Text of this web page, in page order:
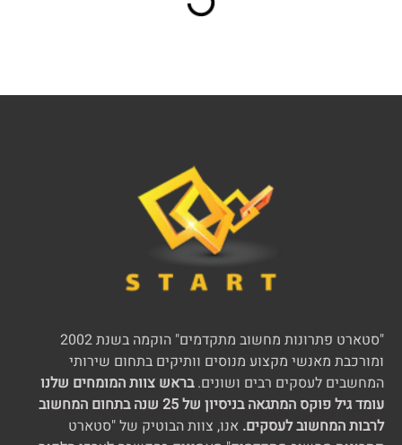
"סטארט פתרונות מחשוב מתקדמים" הוקמה בשנת 2002
ומורכבת מאנשי מקצוע מנוסים וותיקים בתחום שירותי
המחשבים לעסקים רבים ושונים.בראש צוות המומחים שלנו
עומד גיל פוקס המתגאה בניסיון של 25 שנה בתחום המחשוב
לרבות המחשוב לעסקים. אנו, צוות הבוטיק של "סטארט